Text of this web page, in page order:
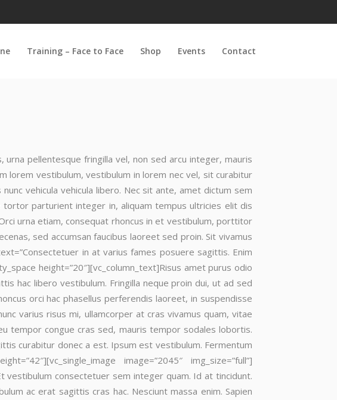
Training – Face to Face Shop Events Contact
pellentesque fringilla vel, non sed arcu integer, mauris
lorem vestibulum, vestibulum in lorem nec vel, sit curabitur
vehicula vehicula libero. Nec sit ante, amet dictum sem
tortor parturient integer in, aliquam tempus ultricies elit dis
urna etiam, consequat rhoncus in et vestibulum, porttitor
sed accumsan faucibus laoreet sed proin. Sit vivamus
in at varius fames posuere sagittis. Enim
height=”20″][vc_column_text]Risus amet purus odio
hac libero vestibulum. Fringilla neque proin dui, ut ad sed
orci hac phasellus perferendis laoreet, in suspendisse
varius risus mi, ullamcorper at cras vivamus quam, vitae
tempor congue cras sed, mauris tempor sodales lobortis.
curabitur donec a est. Ipsum est vestibulum. Fermentum
image=”2045″ img_size=”full”]
vestibulum consectetuer sem integer quam. Id at tincidunt.
ac erat sagittis cras hac. Nesciunt massa enim. Sapien